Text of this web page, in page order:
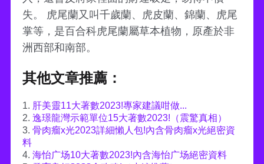
失。 虎尾蘭又叫千歲蘭、虎皮蘭、錦蘭、虎尾
掌等，是百合科虎尾蘭屬草本植物，原產於非
洲西部和南部。
其他文章推薦：
1. 肝美靈11大著數2023!專家建議咁做...
2. 逸璟龍灣示範單位15大著數2023!（震驚真相）
3. 骨肉瘤x光2023詳細懶人包!內含骨肉瘤x光絕密資
料
4. 海怡广场10大著數2023!內含海怡广场絕密資料